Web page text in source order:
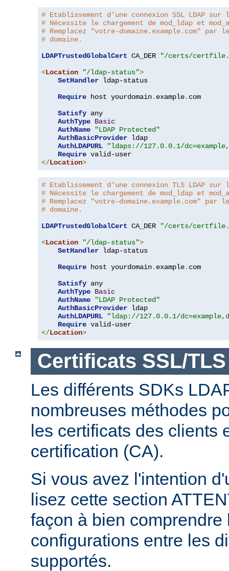
# Etablissement d'une connexion SSL LDAP
# Nécessite le chargement de mod_ldap et
# Remplacez "votre-domaine.example.com" par
# domaine.
LDAPTrustedGlobalCert CA_DER
"/certs/
<Location "/ldap-status">
SetHandler ldap-status
Require host yourdomain. example. com
Satisfy any
AuthType Basic
AuthName
"LDAP Protected"
AuthBasicProvider ldap
AuthLDAPURL
"ldaps://127.0.0.1/
Require
</Location>
# Etablissement d'une connexion TLS LDAP
# Nécessite le chargement de mod_ldap et
# Remplacez "votre-domaine.example.com" par
# domaine.
LDAPTrustedGlobalCert CA_DER
"/certs/
<Location "/ldap-status">
SetHandler ldap-status
Require host yourdomain. example. com
Satisfy any
AuthType Basic
AuthName
"LDAP Protected"
AuthBasicProvider ldap
AuthLDAPURL
"ldap://127.0.0.1/
Require
</Location>
Certificats SSL/TLS
Les différents SDKs
nombreuses méthodes
les certificats des clients
certification (CA).
Si vous avez l'intention
lisez cette section
façon à bien comprendre
configurations entre les
supportés.